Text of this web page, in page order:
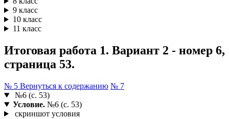
9 класс
10 класс
11 класс
Итоговая работа 1. Вариант 2 - номер 6,
страница 53.
№ 5 Вернуться к содержанию № 7
№6 (с. 53)
Условие.№6 (с. 53)
скриншот условия